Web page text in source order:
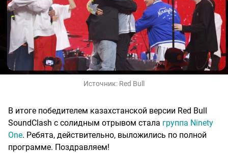
Источник: Red Bull
В итоге победителем казахстанской версии Red Bull
SoundClash с солидным отрывом стала группа Ninety
One. Ребята, действительно, выложились по полной
программе. Поздравляем!